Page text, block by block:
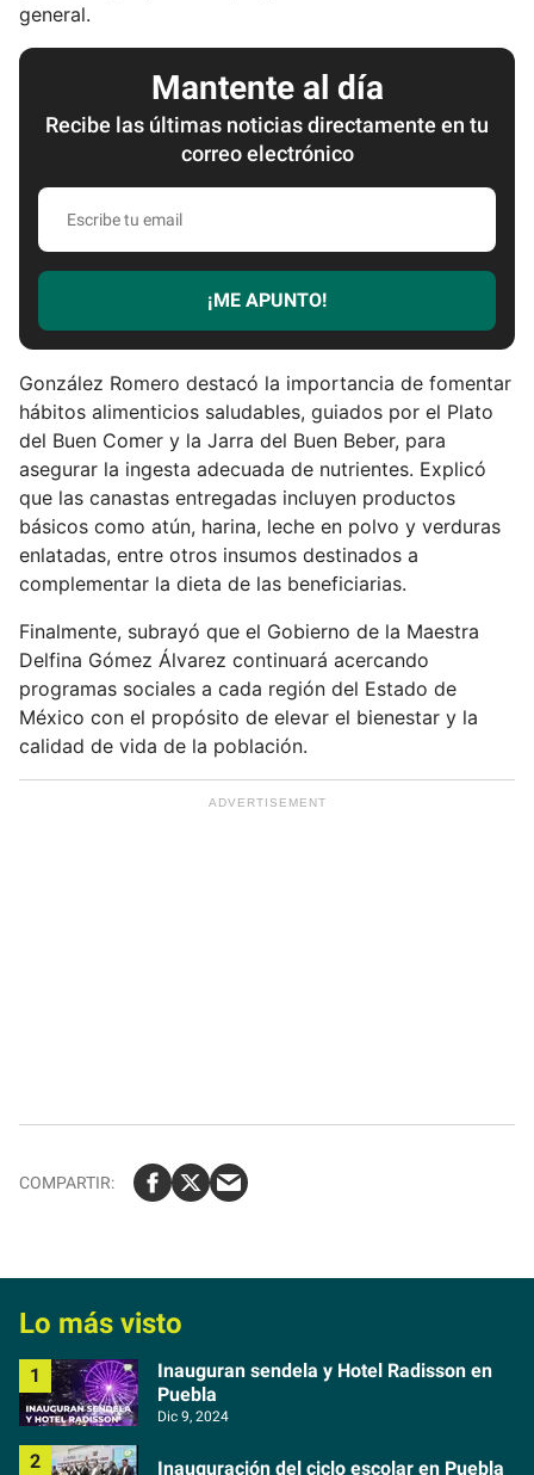
general.
Mantente al día
Recibe las últimas noticias directamente en tu
correo electrónico
E
c
r
t
u
m
a
¡ME APUNTO!
González Romero destacó la importancia de fomentar
hábitos alimenticios saludables, guiados por el Plato
del Buen Comer y la Jarra del Buen Beber, para
asegurar la ingesta adecuada de nutrientes. Explicó
que las canastas entregadas incluyen productos
básicos como atún, harina, leche en polvo y verduras
enlatadas, entre otros insumos destinados a
complementar la dieta de las beneficiarias.
Finalmente, subrayó que el Gobierno de la Maestra
Delfina Gómez Álvarez continuará acercando
programas sociales a cada región del Estado de
México con el propósito de elevar el bienestar y la
calidad de vida de la población.
Lo más visto
Inauguran sendela y Hotel Radisson en
Puebla
Dic 9, 2024
Inauguración del ciclo escolar en Puebla